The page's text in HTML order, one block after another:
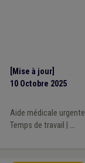
[Mise à jour]
10 Octobre 2025
Aide médicale urgente
Temps de travail
...